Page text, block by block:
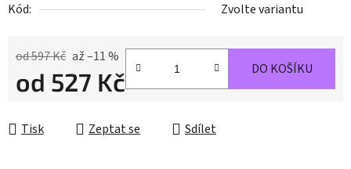
Kód:
Zvolte variantu
od 597 Kč až –11 %
od 527 Kč DO KOŠÍKU
Tisk Zeptat se Sdílet